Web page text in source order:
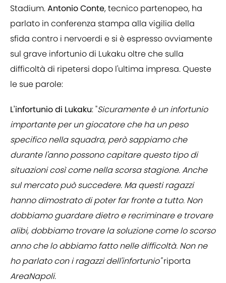
Stadium.Antonio Conte, tecnico partenopeo, ha
parlato in conferenza stampa alla vigilia della
sfida contro i nervoerdi e si è espresso ovviamente
sul grave infortunio di Lukaku oltre che sulla
difficoltà di ripetersi dopo l'ultima impresa. Queste
le sue parole:
L'infortunio di Lukaku: "Sicuramente è un infortunio
importante per un giocatore che ha un peso
specifico nella squadra, però sappiamo che
durante l'anno possono capitare questo tipo di
situazioni così come nella scorsa stagione. Anche
sul mercato può succedere. Ma questi ragazzi
hanno dimostrato di poter far fronte a tutto. Non
dobbiamo guardare dietro e recriminare e trovare
alibi, dobbiamo trovare la soluzione come lo scorso
anno che lo abbiamo fatto nelle difficoltà. Non ne
ho parlato con i ragazzi dell'infortunio"riporta
AreaNapoli.